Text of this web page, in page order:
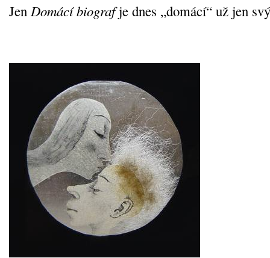
Jen Domácí biografje dnes „domácí“ už jen